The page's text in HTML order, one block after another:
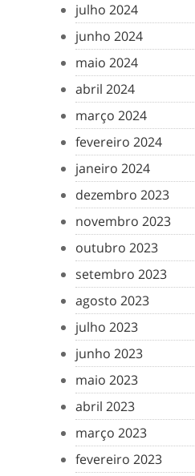
julho 2024
junho 2024
maio 2024
abril 2024
março 2024
fevereiro 2024
janeiro 2024
dezembro 2023
novembro 2023
outubro 2023
setembro 2023
agosto 2023
julho 2023
junho 2023
maio 2023
abril 2023
março 2023
fevereiro 2023